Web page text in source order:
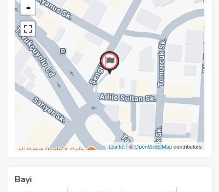
-
Leaflet| ©OpenStreetMapcontributors
Bayi